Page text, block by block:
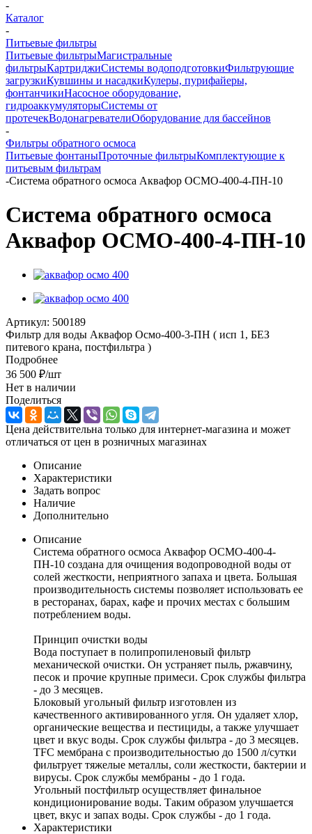
-
Каталог
-
Питьевые фильтры
Питьевые фильтрыМагистральные
фильтрыКартриджиСистемы водоподготовкиФильтрующие
загрузкиКувшины и насадкиКулеры, пурифайеры,
фонтанчикиНасосное оборудование,
гидроаккумуляторыСистемы от
протечекВодонагревателиОборудование для бассейнов
-
Фильтры обратного осмоса
Питьевые фонтаныПроточные фильтрыКомплектующие к
питьевым фильтрам
-Система обратного осмоса Аквафор ОСМО-400-4-ПН-10
Система обратного осмоса
Аквафор ОСМО-400-4-ПН-10
Артикул: 500189
Фильтр для воды Аквафор Осмо-400-3-ПН ( исп 1, БЕЗ
питевого крана, постфильтра )
Подробнее
36 500 ₽/шт
Нет в наличии
Поделиться
Цена действительна только для интернет-магазина и может
отличаться от цен в розничных магазинах
Описание
Характеристики
Задать вопрос
Наличие
Дополнительно
Описание
Система обратного осмоса Аквафор ОСМО-400-4-
ПН-10 создана для очищения водопроводной воды от
солей жесткости, неприятного запаха и цвета. Большая
производительность системы позволяет использовать ее
в ресторанах, барах, кафе и прочих местах с большим
потреблением воды.
Принцип очистки воды
Вода поступает в полипропиленовый фильтр
механической очистки. Он устраняет пыль, ржавчину,
песок и прочие крупные примеси. Срок службы фильтра
- до 3 месяцев.
Блоковый угольный фильтр изготовлен из
качественного активированного угля. Он удаляет хлор,
органические вещества и пестициды, а также улучшает
цвет и вкус воды. Срок службы фильтра - до 3 месяцев.
TFC мембрана с производительностью до 1500 л/сутки
фильтрует тяжелые металлы, соли жесткости, бактерии и
вирусы. Срок службы мембраны - до 1 года.
Угольный постфильтр осуществляет финальное
кондиционирование воды. Таким образом улучшается
цвет, вкус и запах воды. Срок службы - до 1 года.
Характеристики